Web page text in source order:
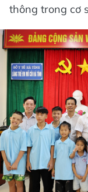
thông trong cơ